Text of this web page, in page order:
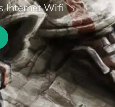
Internet Wifi